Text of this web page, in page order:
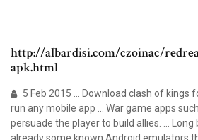
http://albardisi.com/czoinac/
apk.html
5 Feb 2015 ... Download clash of kings
run any mobile app ... War game apps
persuade the player to build allies. ...